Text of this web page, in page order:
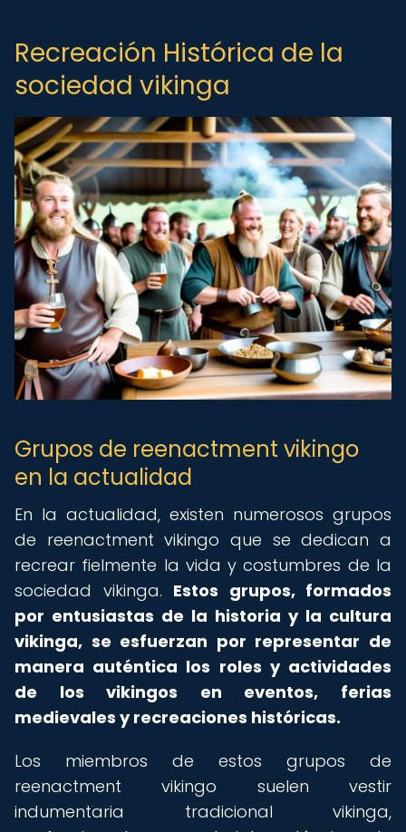
Recreación Histórica de la
sociedad vikinga
Grupos de reenactment vikingo
en la actualidad
En la actualidad, existen numerosos grupos
de reenactment vikingo que se dedican a
recrear fielmente la vida y costumbres de la
sociedad vikinga. Estos grupos, formados
por entusiastas de la historia y la cultura
vikinga, se esfuerzan por representar de
manera auténtica los roles y actividades
de los vikingos en eventos, ferias
medievales y recreaciones históricas.
Los miembros de estos grupos de
reenactment vikingo suelen vestir
indumentaria tradicional vikinga,